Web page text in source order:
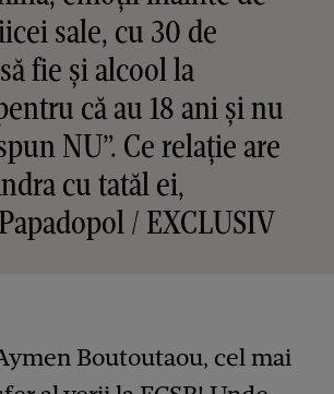
sale, cu 30 de
fie și alcool la
că au 18 ani și nu
NU”. Ce relație are
cu tatăl ei,
/ EXCLUSIV